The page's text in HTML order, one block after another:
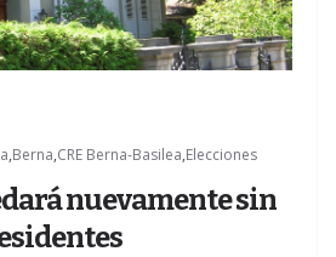
,Berna,CRE Berna-Basilea,Elecciones
nuevamente sin